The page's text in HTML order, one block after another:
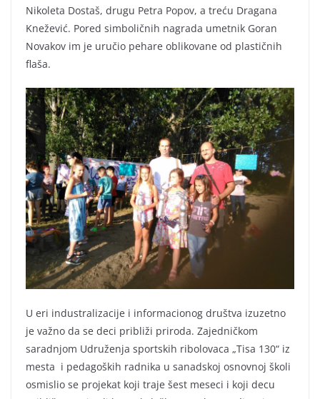
Nikoleta Dostaš, drugu Petra Popov, a treću Dragana
Knežević. Pored simboličnih nagrada umetnik Goran
Novakov im je uručio pehare oblikovane od plastičnih
flaša.
U eri industralizacije i informacionog društva izuzetno
je važno da se deci približi priroda. Zajedničkom
saradnjom Udruženja sportskih ribolovaca „Tisa 130“ iz
mesta i pedagoških radnika u sanadskoj osnovnoj školi
osmislio se projekat koji traje šest meseci i koji decu